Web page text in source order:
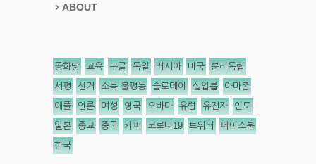
ABOUT
공화당 교육 구글 독일 러시아 미국 분리독립
서평 선거 소득 불평등 슬로데이 실업률 아마존
애플 언론 여성 영국 오바마 유럽 유전자 인도
일본 종교 중국 커피 코로나19 트위터 페이스북
한국